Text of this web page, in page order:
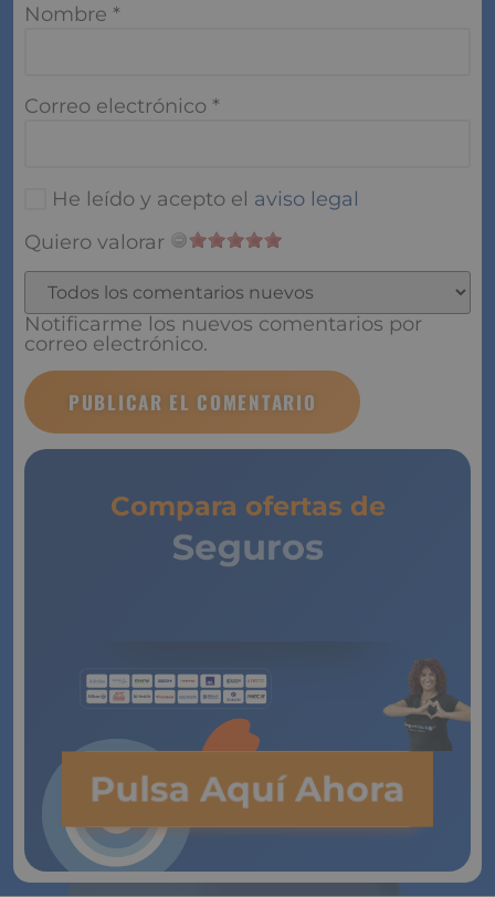
Nombre *
Correo electrónico *
He leído y acepto el aviso legal
Quiero valorar
Notificarme los nuevos comentarios por
correo electrónico.
Compara ofertas de
Seguros
Pulsa Aquí Ahora